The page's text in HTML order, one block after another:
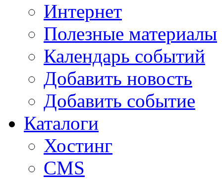
Интернет
Полезные материалы
Календарь событий
Добавить новость
Добавить событие
Каталоги
Хостинг
CMS